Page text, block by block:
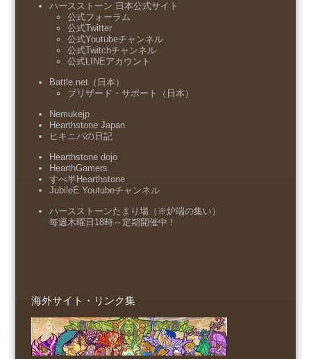
ハースストーン 日本公式サイト
公式フォーラム
公式Twitter
公式Youtubeチャンネル
公式Twitchチャンネル
公式LINEアカウント
Battle.net（日本）
ブリザード・サポート（日本）
Nemukejp
Hearthstone Japan
ヒキニパの日記
Hearthstone dojo
HearthGamers
すべ半Hearthstone
JubileE Youtubeチャンネル
ハースストーンたまり場（※炉端の集い）
毎週木曜日18時～定期開催中！
海外サイト・リンク集